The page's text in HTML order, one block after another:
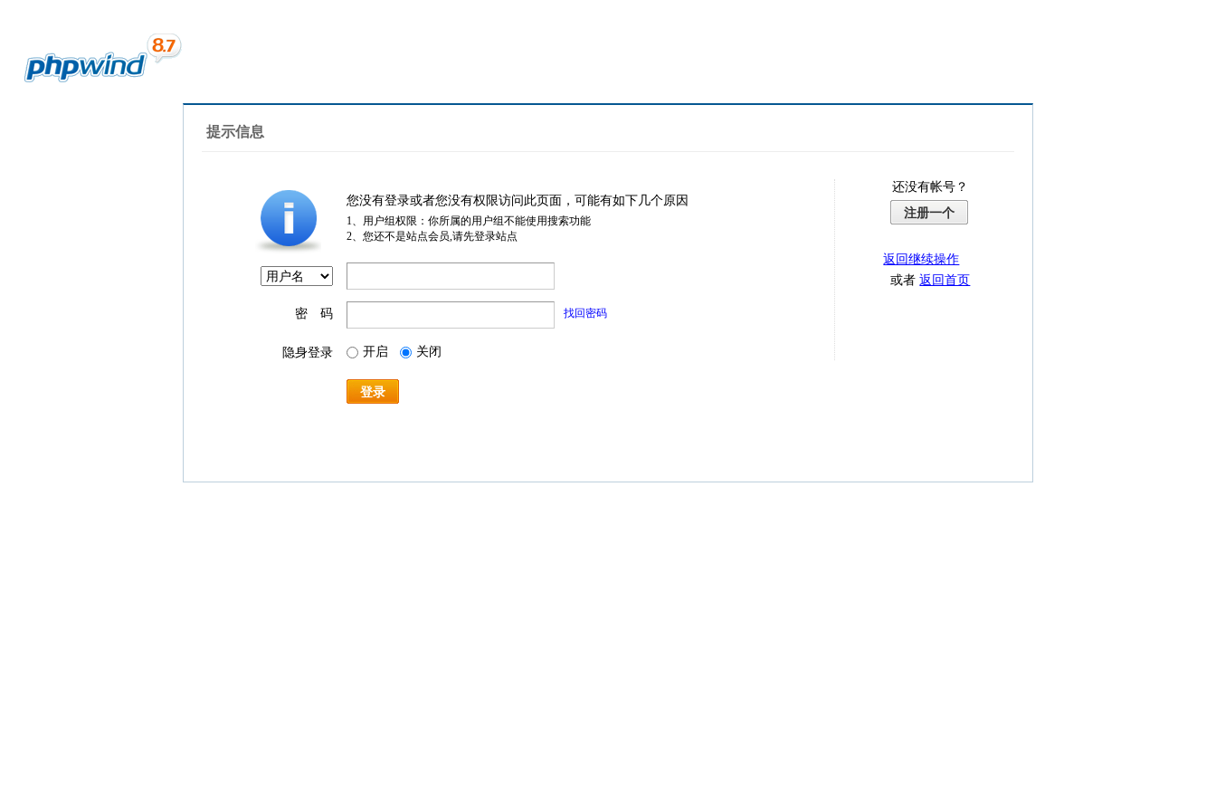
提示信息
您没有登录或者您没有权限访问此页面，可能有如下几个原因
1、用户组权限：你所属的用户组不能使用搜索功能
2、您还不是站点会员,请先登录站点
密 码 找回密码
隐身登录 开启 关闭
登录
还没有帐号？
注册一个
返回继续操作
或者返回首页